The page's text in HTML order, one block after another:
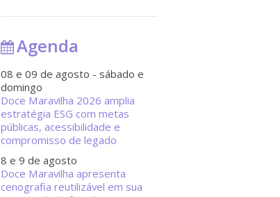
Agenda
08 e 09 de agosto - sábado e
domingo
Doce Maravilha 2026 amplia
estratégia ESG com metas
públicas, acessibilidade e
compromisso de legado
8 e 9 de agosto
Doce Maravilha apresenta
cenografia reutilizável em sua